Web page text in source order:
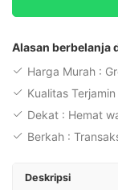
103
Tempat
Isolasi
Alasan berbelanja
Harga Murah :
Kualitas
Dekat : Hemat
Berkah :
Deskripsi